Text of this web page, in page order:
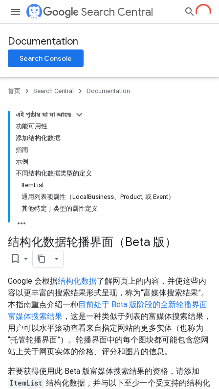
Search Central
Documentation
Search Console
首页 Search Central Documentation
এই পৃষ্ঠায় যা যা আছে
功能可用性
添加结构化数据
指南
示例
不同结构化数据类型的定义
ItemList
通用列表项属性（LocalBusiness、Product, 或 Event）
其他特定于类型的属性定义
结构化数据轮播界面（Beta 版）
bookmark_border
Google 会根据结构化数据了解网页上的内容，并使这些内
容以更丰富的搜索结果形式呈现，称为“富媒体搜索结果”。
本指南重点介绍一种目前处于 Beta 版阶段的全新轮播界面
富媒体搜索结果 ，这是一种类似于列表的富媒体搜索结果，
用户可以水平滚动查看来自指定网站的更多实体（也称为
“托管轮播界面”）。轮播界面中的每个图块都可能包含您网
站上关于网页实体的价格、评分和图片的信息。
若要获得使用此 Beta 版富媒体搜索结果的资格，请添加
ItemList 结构化数据，并与以下至少一个受支持的结构化